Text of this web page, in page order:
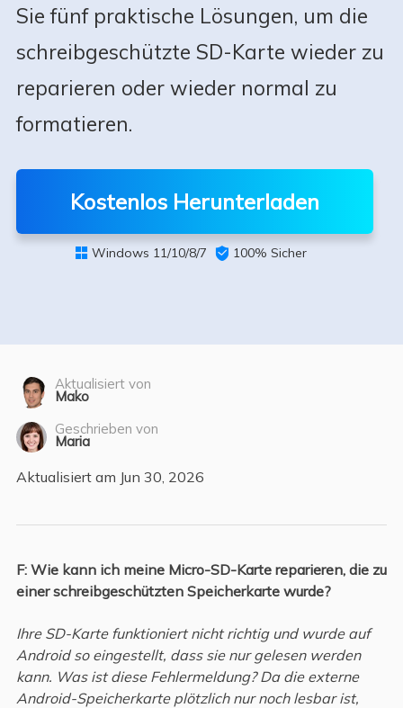
Sie fünf praktische Lösungen, um die
schreibgeschützte SD-Karte wieder zu
reparieren oder wieder normal zu
formatieren.
Kostenlos Herunterladen
 Windows 11/10/8/7  100% Sicher
Aktualisiert von
Mako
Geschrieben von
Maria
Aktualisiert am Jun 30, 2026
F: Wie kann ich meine Micro-SD-Karte reparieren, die zu
einer schreibgeschützten Speicherkarte wurde?
Ihre SD-Karte funktioniert nicht richtig und wurde auf
Android so eingestellt, dass sie nur gelesen werden
kann. Was ist diese Fehlermeldung? Da die externe
Android-Speicherkarte plötzlich nur noch lesbar ist,